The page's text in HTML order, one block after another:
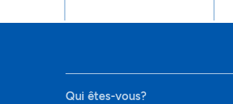
Qui êtes-vous?